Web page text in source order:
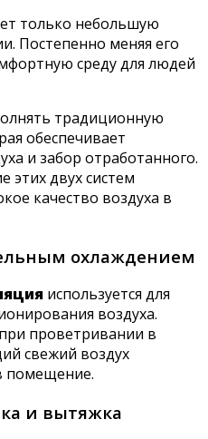
только небольшую
Постепенно меняя его
среду для людей
традиционную
обеспечивает
и забор отработанного.
этих двух систем
качество воздуха в
охлаждением
используется для
воздуха.
проветривании в
свежий воздух
помещение.
и вытяжка